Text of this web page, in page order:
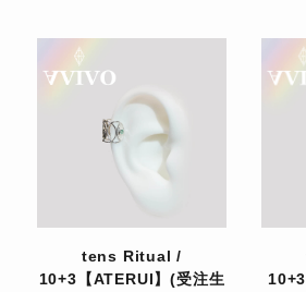
tens Ritual /
10+3【ATERUI】(受注生